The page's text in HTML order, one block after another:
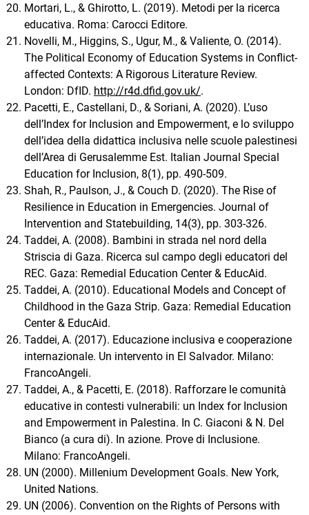
Mortari, L., & Ghirotto, L. (2019). Metodi per la ricerca
educativa. Roma: Carocci Editore.
Novelli, M., Higgins, S., Ugur, M., & Valiente, O. (2014).
The Political Economy of Education Systems in Conflict-
affected Contexts: A Rigorous Literature Review.
London: DfID. http://r4d.dfid.gov.uk/.
Pacetti, E., Castellani, D., & Soriani, A. (2020). L’uso
dell’Index for Inclusion and Empowerment, e lo sviluppo
dell’idea della didattica inclusiva nelle scuole palestinesi
dell’Area di Gerusalemme Est. Italian Journal Special
Education for Inclusion, 8(1), pp. 490-509.
Shah, R., Paulson, J., & Couch D. (2020). The Rise of
Resilience in Education in Emergencies. Journal of
Intervention and Statebuilding, 14(3), pp. 303-326.
Taddei, A. (2008). Bambini in strada nel nord della
Striscia di Gaza. Ricerca sul campo degli educatori del
REC. Gaza: Remedial Education Center & EducAid.
Taddei, A. (2010). Educational Models and Concept of
Childhood in the Gaza Strip. Gaza: Remedial Education
Center & EducAid.
Taddei, A. (2017). Educazione inclusiva e cooperazione
internazionale. Un intervento in El Salvador. Milano:
FrancoAngeli.
Taddei, A., & Pacetti, E. (2018). Rafforzare le comunità
educative in contesti vulnerabili: un Index for Inclusion
and Empowerment in Palestina. In C. Giaconi & N. Del
Bianco (a cura di). In azione. Prove di Inclusione.
Milano: FrancoAngeli.
UN (2000). Millenium Development Goals. New York,
United Nations.
UN (2006). Convention on the Rights of Persons with